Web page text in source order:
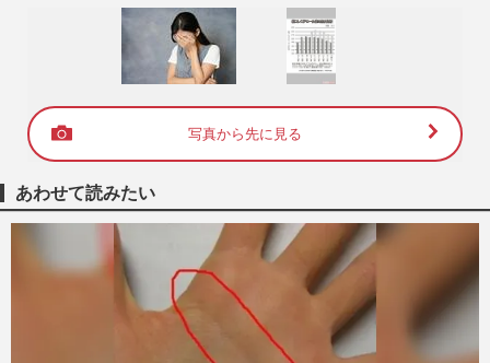
写真から先に見る
あわせて読みたい